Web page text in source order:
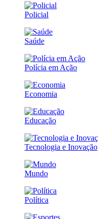
Policial
Saúde
Polícia em Ação
Economia
Educação
Tecnologia e Inovação
Mundo
Política